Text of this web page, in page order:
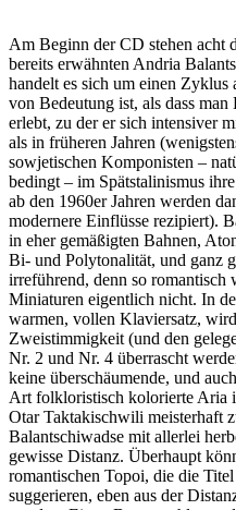
Am Beginn der CD stehen acht
bereits erwähnten Andria
handelt es sich um einen Zyklus
von Bedeutung ist, als dass
erlebt, zu der er sich intensiver
als in früheren Jahren
sowjetischen Komponisten –
bedingt – im Spätstalinismus
ab den 1960er Jahren werden
modernere Einflüsse rezipiert).
in eher gemäßigten Bahnen,
Bi- und Polytonalität, und ganz
irreführend, denn so romantisch
Miniaturen eigentlich nicht. In
warmen, vollen Klaviersatz,
Zweistimmigkeit (und den
Nr. 2 und Nr. 4 überrascht
keine überschäumende, und
Art folkloristisch kolorierte Aria
Otar Taktakischwili meisterhaft
Balantschiwadse mit allerlei
gewisse Distanz. Überhaupt
romantischen Topoi, die die
suggerieren, eben aus der